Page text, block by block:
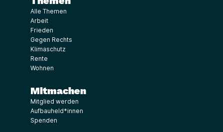
Alle Themen
Arbeit
Frieden
Gegen Rechts
Klimaschutz
Rente
Wohnen
Mitmachen
Mitglied werden
Aufbauheld*innen
Spenden